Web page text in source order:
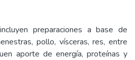
preparaciones a base de
pollo, vísceras, res, entre
aporte de energía, proteínas y